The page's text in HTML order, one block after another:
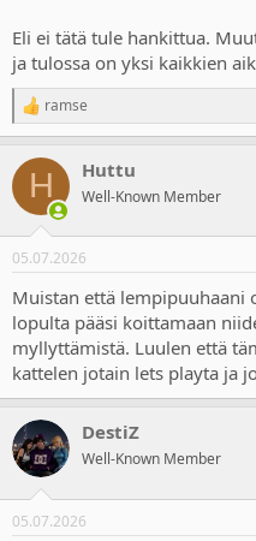
Eli ei tätä tule hankittua.
ja tulossa on yksi kaikkien
R
e
c
i
s
ramse
H Huttu
Well-Known Member
05.07.2026
Muistan että lempipuuhaani
lopulta pääsi koittamaan
myllyttämistä. Luulen että
kattelen jotain lets playta ja
DestiZ
Well-Known Member
05.07.2026